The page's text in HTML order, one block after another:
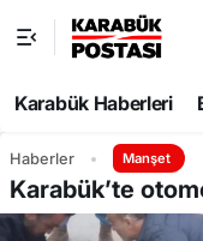
Karabük Haberleri
Haberler Manşet
Karabük’te